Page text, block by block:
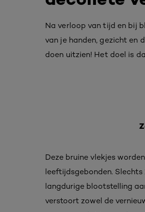
Na verloop van tijd en bij
van je handen, gezicht en
doen uitzien! Het doel is
Deze bruine vlekjes
leeftijdsgebonden.
langdurige blootstelling
verstoort zowel de